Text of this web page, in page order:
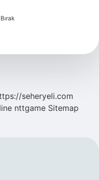
seheryeli.com
nttgame Sitemap